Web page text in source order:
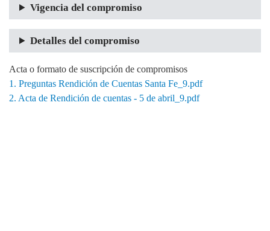
Vigencia del compromiso
Detalles del compromiso
Acta o formato de suscripción de compromisos
1. Preguntas Rendición de Cuentas Santa Fe_9.pdf
2. Acta de Rendición de cuentas - 5 de abril_9.pdf